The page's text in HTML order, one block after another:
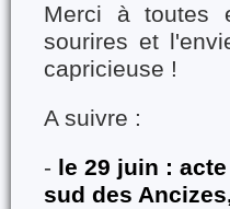
Merci à toutes
sourires et
capricieuse !
A suivre :
- le 29 juin :
sud des